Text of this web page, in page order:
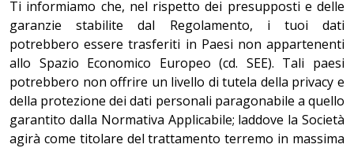
Ti informiamo che, nel rispetto dei presupposti e delle
garanzie stabilite dal Regolamento, i tuoi dati
potrebbero essere trasferiti in Paesi non appartenenti
allo Spazio Economico Europeo (cd. SEE). Tali paesi
potrebbero non offrire un livello di tutela della privacy e
della protezione dei dati personali paragonabile a quello
garantito dalla Normativa Applicabile; laddove la Società
agirà come titolare del trattamento terremo in massima